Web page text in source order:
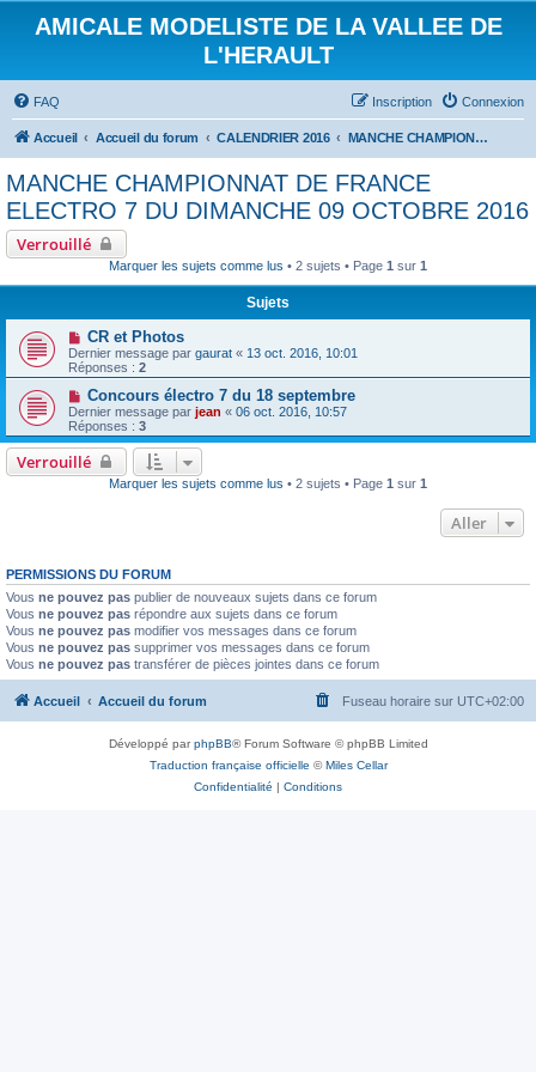
AMICALE MODELISTE DE LA VALLEE DE
L'HERAULT
FAQ Connexion
Inscription
Accueil Accueil du forum CALENDRIER 2016 MANCHE CHAMPIONNAT DE FRANCE ELECTRO 7 DU DIMANCHE 09 OCTOBRE 2016
MANCHE CHAMPIONNAT DE FRANCE
ELECTRO 7 DU DIMANCHE 09 OCTOBRE 2016
Verrouillé
Marquer les sujets comme lus • 2 sujets • Page 1 sur 1
Sujets
CR et Photos
Dernier message par gaurat « 13 oct. 2016, 10:01
Réponses : 2
Concours électro 7 du 18 septembre
Dernier message par jean « 06 oct. 2016, 10:57
Réponses : 3
Verrouillé
Marquer les sujets comme lus • 2 sujets • Page 1 sur 1
Aller
PERMISSIONS DU FORUM
Vous ne pouvez pas publier de nouveaux sujets dans ce forum
Vous ne pouvez pas répondre aux sujets dans ce forum
Vous ne pouvez pas modifier vos messages dans ce forum
Vous ne pouvez pas supprimer vos messages dans ce forum
Vous ne pouvez pas transférer de pièces jointes dans ce forum
Accueil Accueil du forum Fuseau horaire sur UTC+02:00
Développé parphpBB® Forum Software © phpBB Limited
Traduction française officielle ©Miles Cellar
Confidentialité | Conditions